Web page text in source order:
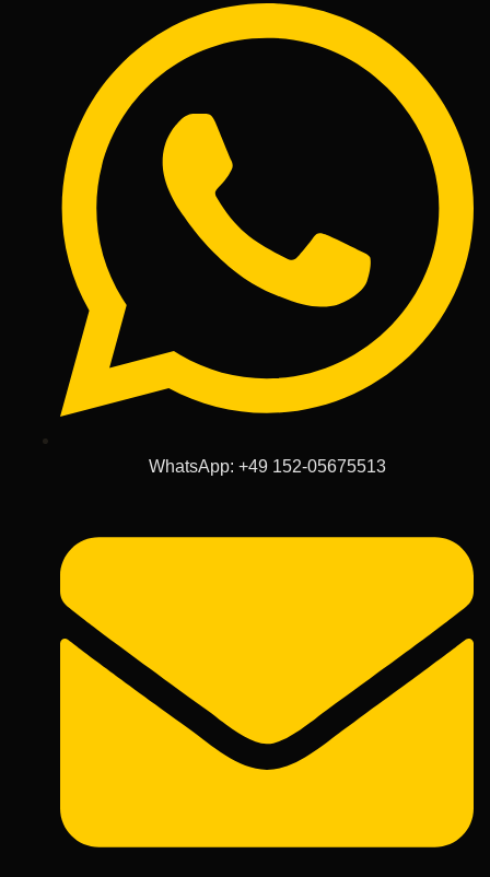
WhatsApp: +49 152-05675513